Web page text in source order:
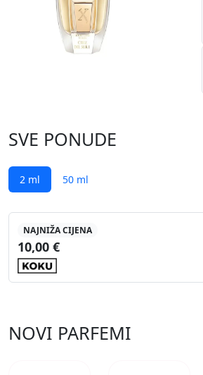
SVE PONUDE
2 ml 50 ml
NAJNIŽA CIJENA
10,00 €
NOVI PARFEMI